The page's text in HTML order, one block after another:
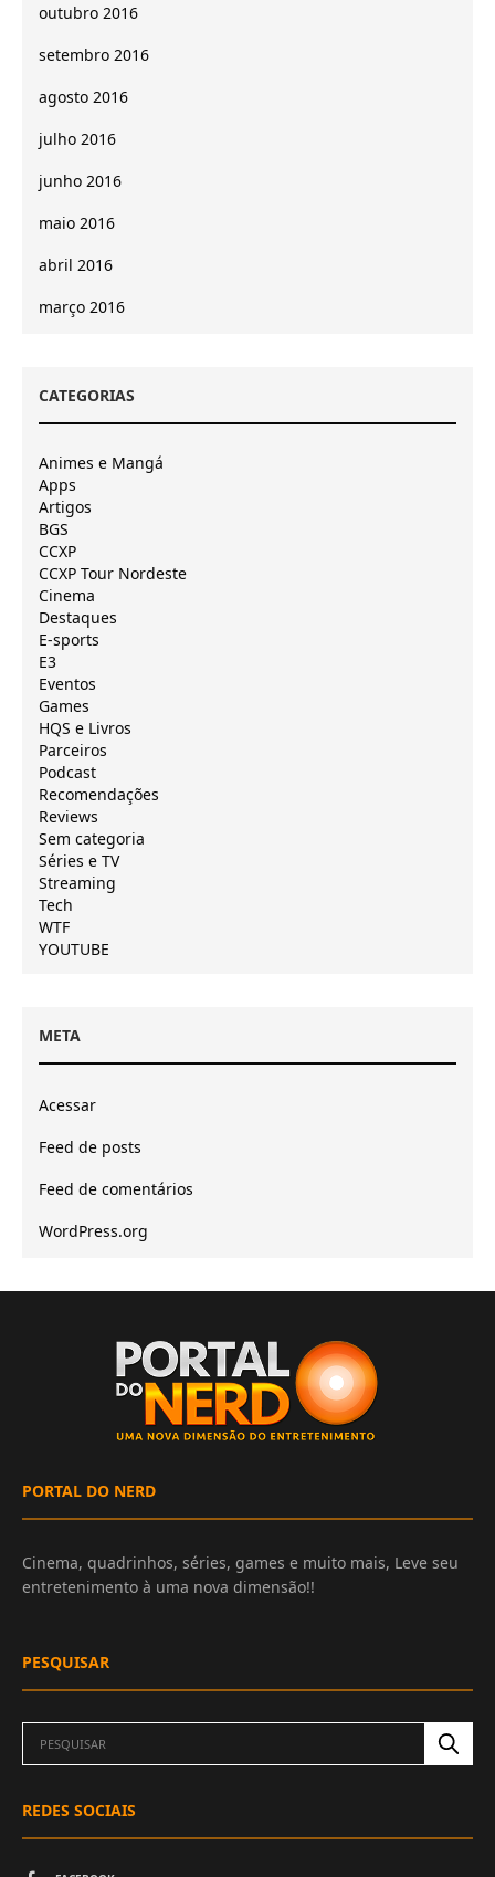
outubro 2016
setembro 2016
agosto 2016
julho 2016
junho 2016
maio 2016
abril 2016
março 2016
CATEGORIAS
Animes e Mangá
Apps
Artigos
BGS
CCXP
CCXP Tour Nordeste
Cinema
Destaques
E-sports
E3
Eventos
Games
HQS e Livros
Parceiros
Podcast
Recomendações
Reviews
Sem categoria
Séries e TV
Streaming
Tech
WTF
YOUTUBE
META
Acessar
Feed de posts
Feed de comentários
WordPress.org
PORTAL DO NERD
Cinema, quadrinhos, séries, games e muito mais, Leve seu
entretenimento à uma nova dimensão!!
PESQUISAR
REDES SOCIAIS